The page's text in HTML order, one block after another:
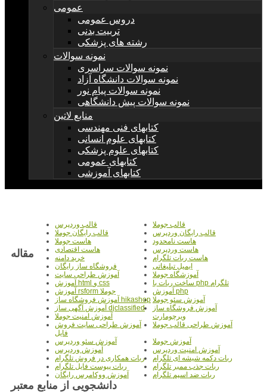
عمومی
دروس عمومی
تربیت بدنی
رشته های پزشکی
نمونه سوالات
نمونه سوالات سراسری
نمونه سوالات دانشگاه آزاد
نمونه سوالات پیام نور
نمونه سوالات پیش دانشگاهی
منابع لاتین
کتابهای فنی مهندسی
کتابهای علوم انسانی
کتابهای علوم پزشکی
کتابهای عمومی
کتابهای آموزشی
قالب جوملا
قالب وردپرس
قالب رایگان وردپرس
قالب رایگان جوملا
هاست نامحدود
هاست جوملا
هاست وردپرس
هاست اقتصادی
هاست ربات تلگرام
خرید دامنه
ایمیل تبلیغاتی
فروشگاه ساز رایگان
آموزشگاه جوملا
آموزش طراحی سایت
ساخت ربات با php تلگرام
آموزش html و css
آموزش php
آموزش rsform جوملا
آموزش سئو جوملا آموزش فروشگاه ساز hikashop
آموزش فروشگاه ساز
ویرچومارت
آموزش آگهی ساز djclassified
آموزش امنیت جوملا
آموزش طراحی قالب جوملا
آموزش طراحی سایت فروش
فایل
آموزش جوملا
آموزش سئو وردپرس
آموزش امنیت وردپرس
آموزش وردپرس
ربات دکمه شیشه ای تلگرام
ربات همکاری در فروش تلگرام
ربات جذب ممبر تلگرام
ربات پیوست فایل تلگرام
ربات ضد اسپم تلگرام
آموزش ووکامرس رایگان
مقاله
دانشجویی از منابع معتبر